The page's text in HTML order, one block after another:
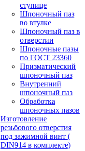
ступице
Шпоночный паз
во втулке
Шпоночный паз в
отверстии
Шпоночные пазы
по ГОСТ 23360
Призматический
шпоночный паз
Внутренний
шпоночный паз
Обработка
шпоночных пазов
Изготовление
резьбового отверстия
под зажимной винт (
DIN914 в комплекте)